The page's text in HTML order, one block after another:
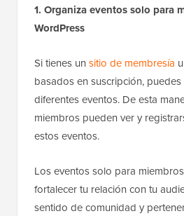
1. Organiza eventos solo para
WordPress
Si tienes un sitio de membresía
basados en suscripción,
diferentes eventos. De esta
miembros pueden ver y
estos eventos.
Los eventos solo para
fortalecer tu relación con tu
sentido de comunidad y